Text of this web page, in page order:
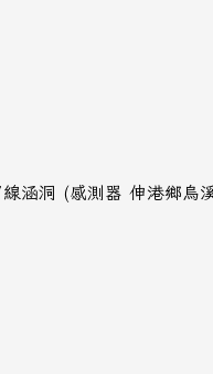
洞 (感測器 伸港鄉烏